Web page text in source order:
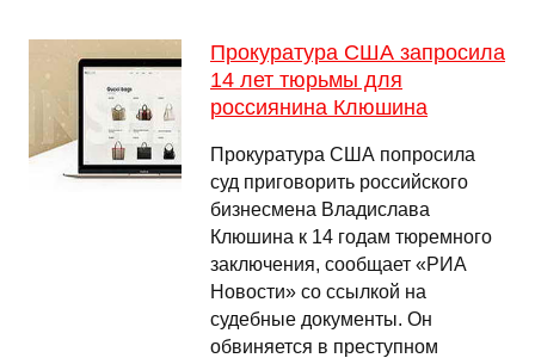
Прокуратура США запросила
14 лет тюрьмы для
россиянина Клюшина
Прокуратура США попросила
суд приговорить российского
бизнесмена Владислава
Клюшина к 14 годам тюремного
заключения, сообщает «РИА
Новости» со ссылкой на
судебные документы. Он
обвиняется в преступном